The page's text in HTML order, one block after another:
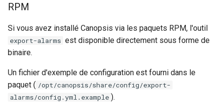
RPM
Si vous avez installé Canopsis via les paquets RPM, l'outil
export-alarms est disponible directement sous forme de
binaire.
Un fichier d'exemple de configuration est fourni dans le
paquet ( /opt/canopsis/share/config/export-
alarms/config.yml.example ).